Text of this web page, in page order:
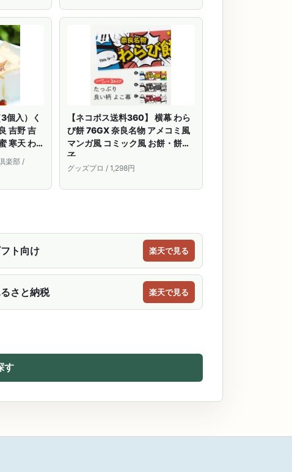
個入）く
吉野 吉
寒天 わ
楽部 /
【ネコポス送料360】 横幕 わら
び餅 76GX 奈良名物 アメコミ風
マンガ風 コミック風 お餅・餅菓
子
グッズプロ / 1,298円
ト向け 楽天で見る
さと納税 楽天で見る
す